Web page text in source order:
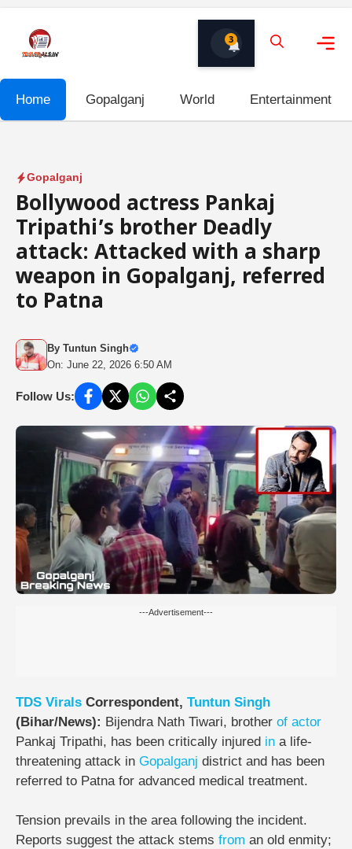
content
3
Home Gopalganj World Entertainment
Gopalganj
Bollywood actress Pankaj
Tripathi’s brother Deadly
attack: Attacked with a sharp
weapon in Gopalganj, referred
to Patna
By Tuntun Singh
On: June 22, 2026 6:50 AM
Follow Us:
---Advertisement---
TDS Virals Correspondent, Tuntun Singh
(Bihar/News): Bijendra Nath Tiwari, brother of actor
Pankaj Tripathi, has been critically injured in a life-
threatening attack in Gopalganj district and has been
referred to Patna for advanced medical treatment.
Tension prevails in the area following the incident.
Reports suggest the attack stems from an old enmity;